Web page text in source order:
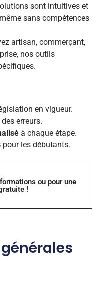
sont intuitives et
sans compétences
artisan, commerçant,
nos outils
en vigueur.
erreurs.
à chaque étape.
pour les débutants.
ou pour une
!